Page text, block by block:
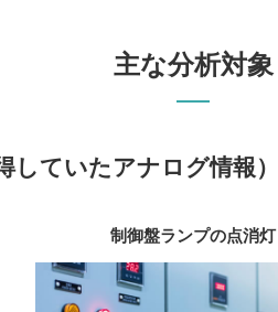
主な分析対象
していたアナログ情報）
制御盤ランプの点消灯